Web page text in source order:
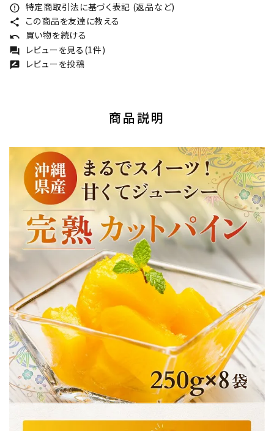
error_outline 特定商取引法に基づく表記 (返品など)
share この商品を友達に教える
undo 買い物を続ける
forum レビューを見る(1件)
rate_review レビューを投稿
商品説明